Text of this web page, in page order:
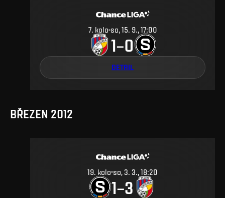
7. kolo so, 15. 9., 17:00
1–0
DETAIL
BŘEZEN 2012
19 kolo so, 3. 3., 18:20
1–3